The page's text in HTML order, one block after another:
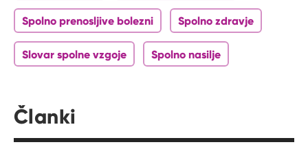
Spolno prenosljive bolezni Spolno zdravje
Slovar spolne vzgoje Spolno nasilje
Članki